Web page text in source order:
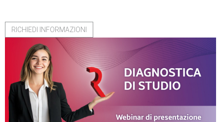
RICHIEDI INFORMAZIONI